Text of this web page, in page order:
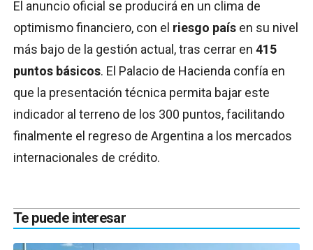
El anuncio oficial se producirá en un clima de
optimismo financiero, con el riesgo país en su nivel
más bajo de la gestión actual, tras cerrar en 415
puntos básicos. El Palacio de Hacienda confía en
que la presentación técnica permita bajar este
indicador al terreno de los 300 puntos, facilitando
finalmente el regreso de Argentina a los mercados
internacionales de crédito.
Te puede interesar